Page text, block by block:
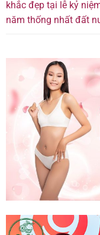
khắc đẹp tại lễ kỷ
năm thống nhất đất